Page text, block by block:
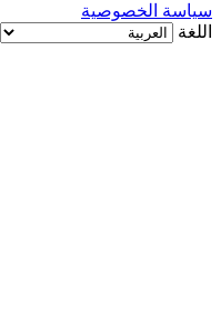
سياسة الخصوصية
اللغة